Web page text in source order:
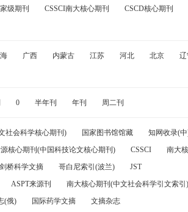
级期刊 CSSCI南大核心期刊 CSCD核心期刊
广西 内蒙古 江苏 河北 北京
0 半年刊 年刊 周二刊
社会科学核心期刊) 国家图书馆馆藏 知网收录(
核心期刊(中国科技论文核心期刊) CSSCI
南大
剑桥科学文摘 哥白尼索引(波兰)
JST
ASPT来源刊 南大核心期刊(中文社会科学引文索
(俄) 国际药学文摘
文摘杂志